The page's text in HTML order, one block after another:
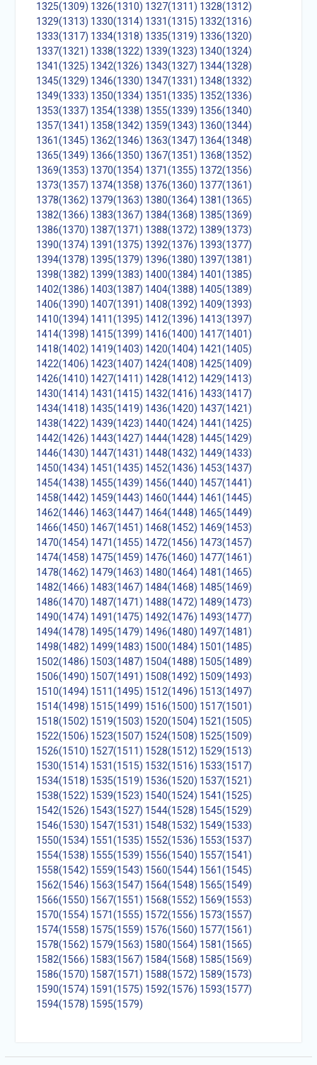
1325(1309) 1326(1310) 1327(1311) 1328(1312)
1329(1313) 1330(1314) 1331(1315) 1332(1316)
1333(1317) 1334(1318) 1335(1319) 1336(1320)
1337(1321) 1338(1322) 1339(1323) 1340(1324)
1341(1325) 1342(1326) 1343(1327) 1344(1328)
1345(1329) 1346(1330) 1347(1331) 1348(1332)
1349(1333) 1350(1334) 1351(1335) 1352(1336)
1353(1337) 1354(1338) 1355(1339) 1356(1340)
1357(1341) 1358(1342) 1359(1343) 1360(1344)
1361(1345) 1362(1346) 1363(1347) 1364(1348)
1365(1349) 1366(1350) 1367(1351) 1368(1352)
1369(1353) 1370(1354) 1371(1355) 1372(1356)
1373(1357) 1374(1358) 1376(1360) 1377(1361)
1378(1362) 1379(1363) 1380(1364) 1381(1365)
1382(1366) 1383(1367) 1384(1368) 1385(1369)
1386(1370) 1387(1371) 1388(1372) 1389(1373)
1390(1374) 1391(1375) 1392(1376) 1393(1377)
1394(1378) 1395(1379) 1396(1380) 1397(1381)
1398(1382) 1399(1383) 1400(1384) 1401(1385)
1402(1386) 1403(1387) 1404(1388) 1405(1389)
1406(1390) 1407(1391) 1408(1392) 1409(1393)
1410(1394) 1411(1395) 1412(1396) 1413(1397)
1414(1398) 1415(1399) 1416(1400) 1417(1401)
1418(1402) 1419(1403) 1420(1404) 1421(1405)
1422(1406) 1423(1407) 1424(1408) 1425(1409)
1426(1410) 1427(1411) 1428(1412) 1429(1413)
1430(1414) 1431(1415) 1432(1416) 1433(1417)
1434(1418) 1435(1419) 1436(1420) 1437(1421)
1438(1422) 1439(1423) 1440(1424) 1441(1425)
1442(1426) 1443(1427) 1444(1428) 1445(1429)
1446(1430) 1447(1431) 1448(1432) 1449(1433)
1450(1434) 1451(1435) 1452(1436) 1453(1437)
1454(1438) 1455(1439) 1456(1440) 1457(1441)
1458(1442) 1459(1443) 1460(1444) 1461(1445)
1462(1446) 1463(1447) 1464(1448) 1465(1449)
1466(1450) 1467(1451) 1468(1452) 1469(1453)
1470(1454) 1471(1455) 1472(1456) 1473(1457)
1474(1458) 1475(1459) 1476(1460) 1477(1461)
1478(1462) 1479(1463) 1480(1464) 1481(1465)
1482(1466) 1483(1467) 1484(1468) 1485(1469)
1486(1470) 1487(1471) 1488(1472) 1489(1473)
1490(1474) 1491(1475) 1492(1476) 1493(1477)
1494(1478) 1495(1479) 1496(1480) 1497(1481)
1498(1482) 1499(1483) 1500(1484) 1501(1485)
1502(1486) 1503(1487) 1504(1488) 1505(1489)
1506(1490) 1507(1491) 1508(1492) 1509(1493)
1510(1494) 1511(1495) 1512(1496) 1513(1497)
1514(1498) 1515(1499) 1516(1500) 1517(1501)
1518(1502) 1519(1503) 1520(1504) 1521(1505)
1522(1506) 1523(1507) 1524(1508) 1525(1509)
1526(1510) 1527(1511) 1528(1512) 1529(1513)
1530(1514) 1531(1515) 1532(1516) 1533(1517)
1534(1518) 1535(1519) 1536(1520) 1537(1521)
1538(1522) 1539(1523) 1540(1524) 1541(1525)
1542(1526) 1543(1527) 1544(1528) 1545(1529)
1546(1530) 1547(1531) 1548(1532) 1549(1533)
1550(1534) 1551(1535) 1552(1536) 1553(1537)
1554(1538) 1555(1539) 1556(1540) 1557(1541)
1558(1542) 1559(1543) 1560(1544) 1561(1545)
1562(1546) 1563(1547) 1564(1548) 1565(1549)
1566(1550) 1567(1551) 1568(1552) 1569(1553)
1570(1554) 1571(1555) 1572(1556) 1573(1557)
1574(1558) 1575(1559) 1576(1560) 1577(1561)
1578(1562) 1579(1563) 1580(1564) 1581(1565)
1582(1566) 1583(1567) 1584(1568) 1585(1569)
1586(1570) 1587(1571) 1588(1572) 1589(1573)
1590(1574) 1591(1575) 1592(1576) 1593(1577)
1594(1578) 1595(1579)